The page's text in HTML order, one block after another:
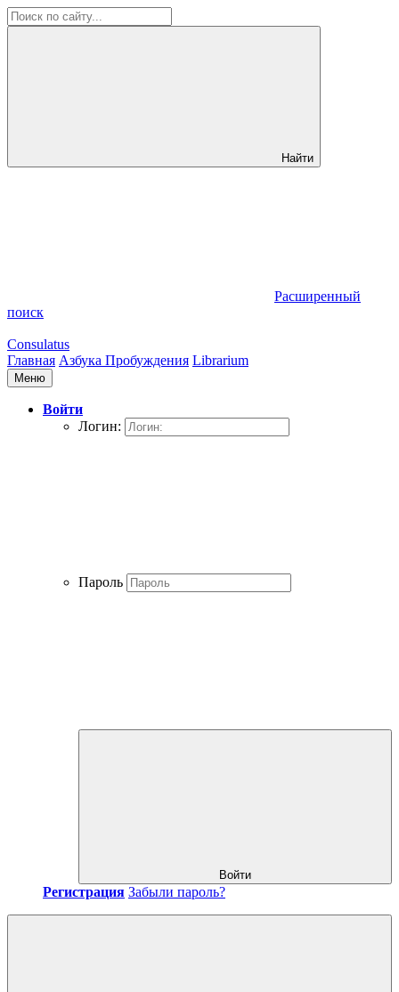
Найти
Расширенный
поиск
Consulatus
Главная Азбука Пробуждения Librarium
Меню
Войти
Логин:
Пароль
Войти
Регистрация Забыли пароль?